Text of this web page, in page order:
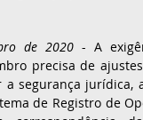
de 2020 - A
precisa de
segurança jurídica,
de Registro de